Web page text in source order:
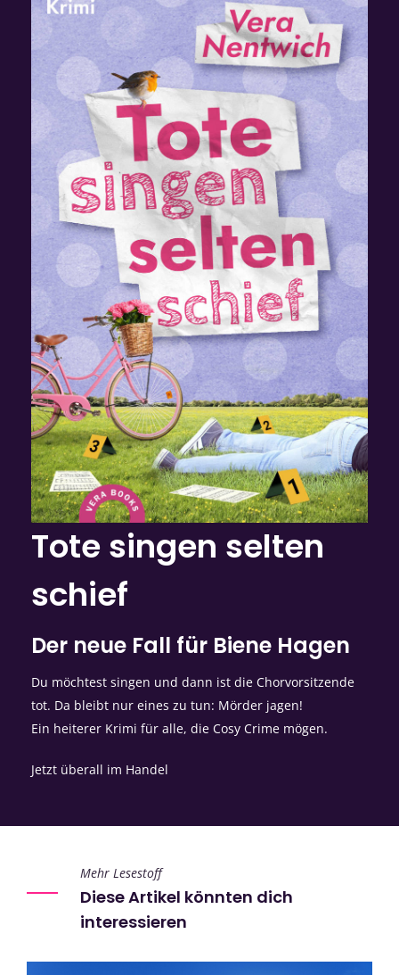
Tote singen selten
schief
Der neue Fall für Biene Hagen
Du möchtest singen und dann ist die Chorvorsitzende
tot. Da bleibt nur eines zu tun: Mörder jagen!
Ein heiterer Krimi für alle, die Cosy Crime mögen.
Jetzt überall im Handel
Mehr Lesestoff
Diese Artikel könnten dich
interessieren